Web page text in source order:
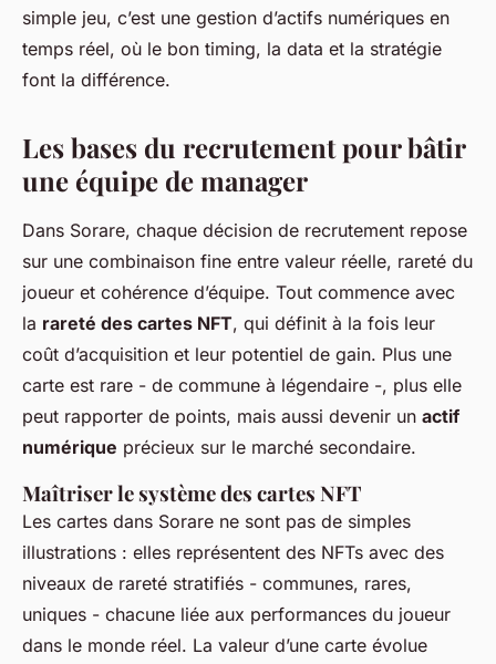
simple jeu, c’est une gestion d’actifs numériques en
temps réel, où le bon timing, la data et la stratégie
font la différence.
Les bases du recrutement pour bâtir
une équipe de manager
Dans Sorare, chaque décision de recrutement repose
sur une combinaison fine entre valeur réelle, rareté du
joueur et cohérence d’équipe. Tout commence avec
la rareté des cartes NFT, qui définit à la fois leur
coût d’acquisition et leur potentiel de gain. Plus une
carte est rare - de commune à légendaire -, plus elle
peut rapporter de points, mais aussi devenir un actif
numérique précieux sur le marché secondaire.
Maîtriser le système des cartes NFT
Les cartes dans Sorare ne sont pas de simples
illustrations : elles représentent des NFTs avec des
niveaux de rareté stratifiés - communes, rares,
uniques - chacune liée aux performances du joueur
dans le monde réel. La valeur d’une carte évolue